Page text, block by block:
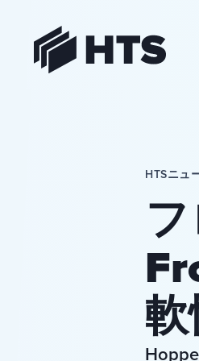
HTSニュ
軟